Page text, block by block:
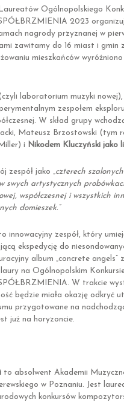
Ogólnopolskiego
2023
nagrody przyznanej w
zawitamy do 16 miast i gmin
mieszkańców wyróżniono
laboratorium muzyki nowej),
zespołem
W skład grupy
Mateusz Brzostowski (tym
i
Nikodem Kluczyński jako
zespół jako „czterech
swych artystycznych
współczesnej i wszystkich
domieszek.”
innowacyjny zespół, który
ekspedycję do
album „concrete angels”
na Ogólnopolskim
W trakcie
będzie miała okazję odkryć
przygotowane na
już na horyzoncie.
to absolwent Akademii
w Poznaniu. Jest
konkursów